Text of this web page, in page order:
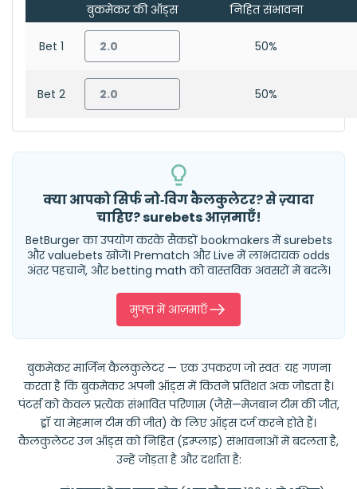
बुकमेकर की ऑड्स निहित संभावना
Bet 1 50%
Bet 2 50%
क्या आपको सिर्फ नो‑विग कैलकुलेटर? से ज़्यादा
चाहिए? surebets आज़माएँ!
BetBurger का उपयोग करके सैकड़ों bookmakers में surebets
और valuebets खोजें। Prematch और Live में लाभदायक odds
अंतर पहचानें, और betting math को वास्तविक अवसरों में बदलें।
मुफ्त में आज़माएँ
बुकमेकर मार्जिन कैलकुलेटर — एक उपकरण जो स्वतः यह गणना
करता है कि बुकमेकर अपनी ऑड्स में कितने प्रतिशत अंक जोड़ता है।
पंटर्स को केवल प्रत्येक संभावित परिणाम (जैसे—मेजबान टीम की जीत,
ड्रॉ या मेहमान टीम की जीत) के लिए ऑड्स दर्ज करने होते हैं।
कैलकुलेटर उन ऑड्स को निहित (इम्प्लाइ) संभावनाओं में बदलता है,
उन्हें जोड़ता है और दर्शाता है: